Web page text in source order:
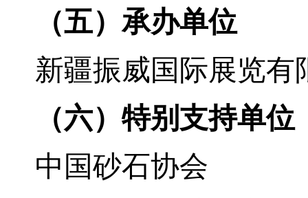
（五）承办单位
新疆振威国际展览有
（六） 特别 支持单位
中国砂石协会